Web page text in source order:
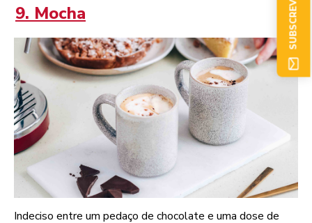
9. Mocha
Indeciso entre um pedaço de chocolate e uma dose de